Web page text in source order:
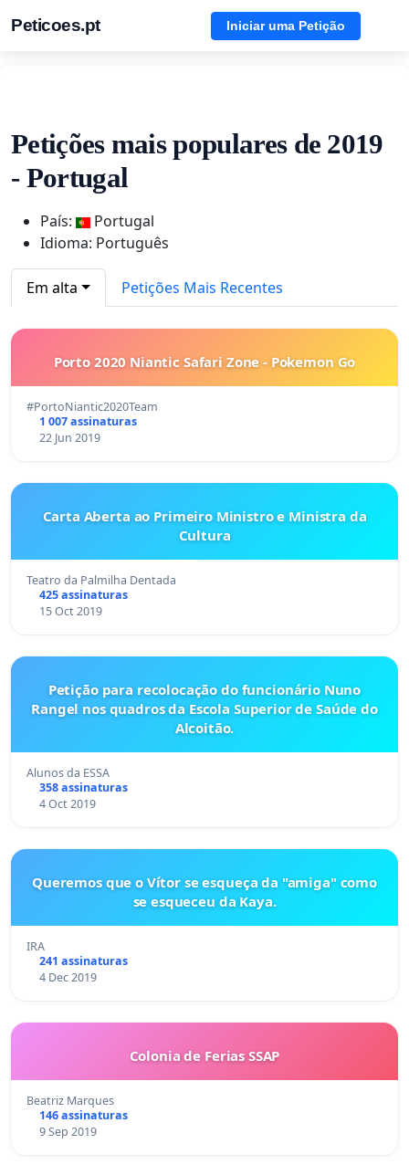
Peticoes.pt Iniciar uma Petição
Petições mais populares de 2019
- Portugal
País:
Portugal
Idioma: Português
Em alta Petições Mais Recentes
Porto 2020 Niantic Safari Zone - Pokemon Go
#PortoNiantic2020Team
1 007 assinaturas
22 Jun 2019
Carta Aberta ao Primeiro Ministro e Ministra da
Cultura
Teatro da Palmilha Dentada
425 assinaturas
15 Oct 2019
Petição para recolocação do funcionário Nuno
Rangel nos quadros da Escola Superior de Saúde do
Alcoitão.
Alunos da ESSA
358 assinaturas
4 Oct 2019
Queremos que o Vítor se esqueça da "amiga" como
se esqueceu da Kaya.
IRA
241 assinaturas
4 Dec 2019
Colonia de Ferias SSAP
Beatriz Marques
146 assinaturas
9 Sep 2019